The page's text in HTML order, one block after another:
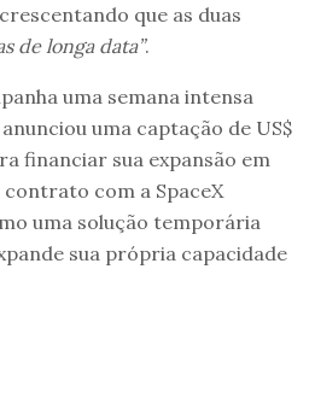
que as duas
de longa data”.
uma semana intensa
uma captação de US$
financiar sua expansão em
com a SpaceX
uma solução temporária
sua própria capacidade